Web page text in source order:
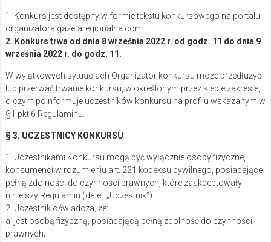
1. Konkurs jest dostępny w formie tekstu konkursowego na portalu
organizatora gazetaregionalna.com
2. Konkurs trwa od dnia 8 września 2022 r. od godz. 11 do dnia 9
września 2022 r. do godz. 11.
W wyjątkowych sytuacjach Organizator konkursu może przedłużyć
lub przerwać trwanie konkursu, w określonym przez siebie zakresie,
o czym poinformuje uczestników konkursu na profilu wskazanym w
§1 pkt.6 Regulaminu.
§ 3. UCZESTNICY KONKURSU
1. Uczestnikami Konkursu mogą być wyłącznie osoby fizyczne,
konsumenci w rozumieniu art. 221 kodeksu cywilnego, posiadające
pełną zdolności do czynności prawnych, które zaakceptowały
niniejszy Regulamin (dalej: „Uczestnik”).
2. Uczestnik oświadcza, że:
a. jest osobą fizyczną, posiadającą pełną zdolność do czynności
prawnych;